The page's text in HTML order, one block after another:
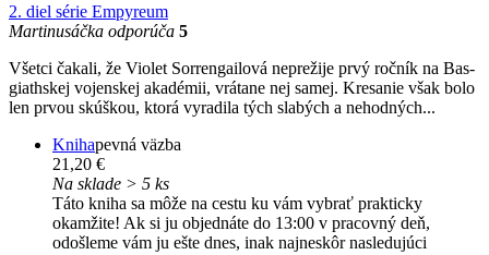
2. diel série Empyreum
Martinusáčka odporúča 5
Všetci čakali, že Violet Sorrengailová neprežije prvý ročník na Bas­
giathskej vojenskej akadémii, vrátane nej samej. Kresanie však bolo
len prvou skúškou, ktorá vyradila tých slabých a nehodných...
Knihapevná väzba
21,20 €
Na sklade > 5 ks
Táto kniha sa môže na cestu ku vám vybrať prakticky
okamžite! Ak si ju objednáte do 13:00 v pracovný deň,
odošleme vám ju ešte dnes, inak najneskôr nasledujúci